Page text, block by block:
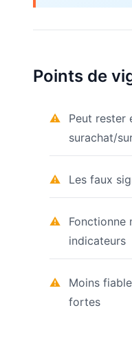
Points de
Peut rester
surachat/
Les faux
Fonctionne
indicateurs
Moins
fortes